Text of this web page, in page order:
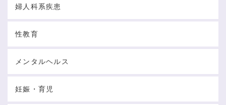
婦人科系疾患
性教育
メンタルヘルス
妊娠・育児